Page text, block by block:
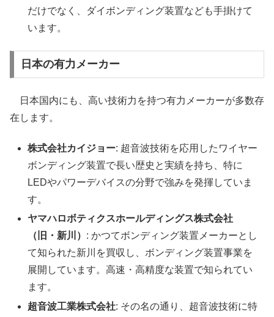
だけでなく、ダイボンディング装置なども手掛けて
います。
日本の有力メーカー
日本国内にも、高い技術力を持つ有力メーカーが多数存
在します。
株式会社カイジョー: 超音波技術を応用したワイヤー
ボンディング装置で長い歴史と実績を持ち、特に
LEDやパワーデバイスの分野で強みを発揮していま
す。
ヤマハロボティクスホールディングス株式会社
（旧・新川） : かつてボンディング装置メーカーとし
て知られた新川を買収し、ボンディング装置事業を
展開しています。高速・高精度な装置で知られてい
ます。
超音波工業株式会社: その名の通り、超音波技術に特